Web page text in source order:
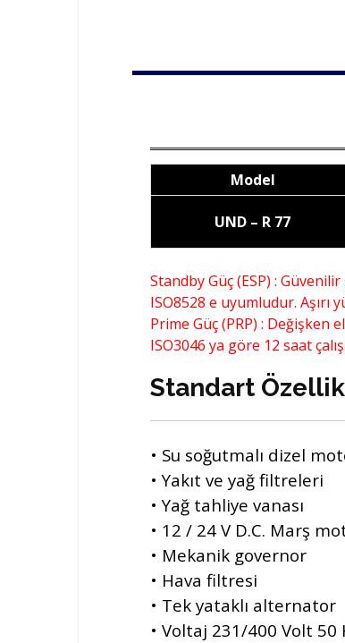
Model
UND – R 77
Standby Güç (ESP) :
ISO8528 e uyumludur. Aşırı
Prime Güç (PRP) : Değişken
ISO3046 ya göre 12 saat
Standart
• Su soğutmalı dizel
• Yakıt ve yağ filtreleri
• Yağ tahliye vanası
• 12 / 24 V D.C. Marş
• Mekanik governor
• Hava filtresi
• Tek yataklı alternator
• Voltaj 231/400 Volt 50